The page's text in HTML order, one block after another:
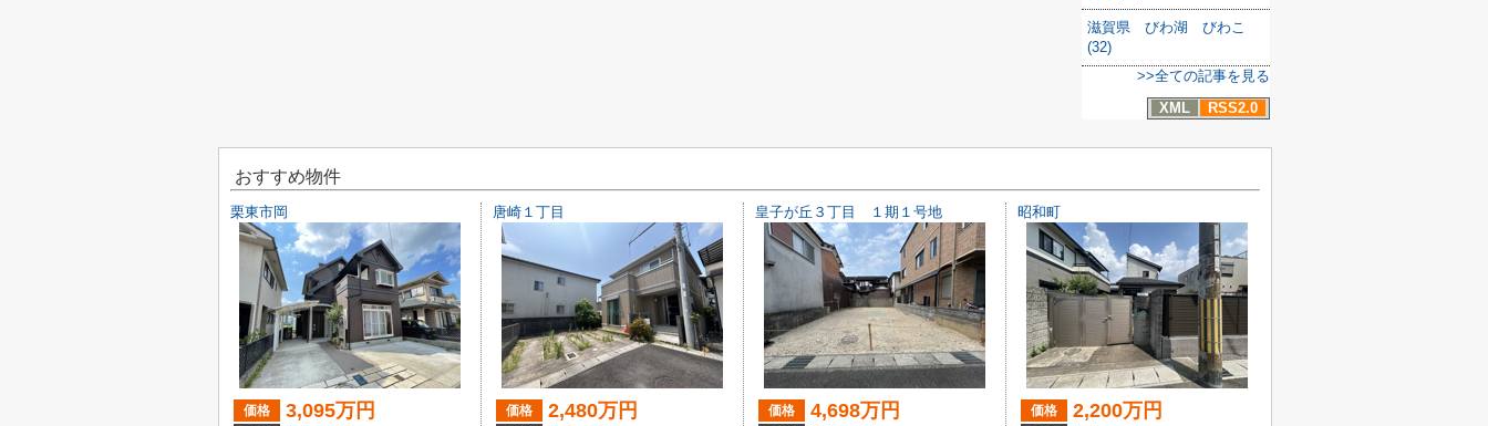
滋賀県 びわ湖 びわこ
(32)
>>全ての記事を見る
XML
RSS2.0
おすすめ物件
栗東市岡
価格 3,095万円
唐崎１丁目
価格 2,480万円
皇子が丘３丁目 １期１号地
価格 4,698万円
昭和町
価格 2,200万円